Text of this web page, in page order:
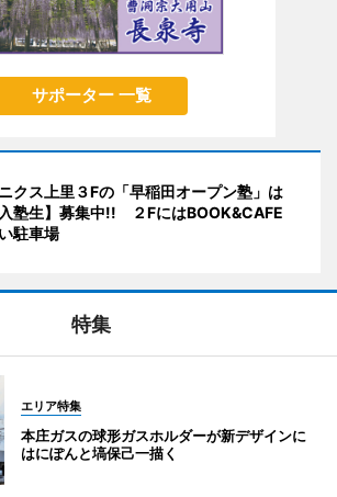
サポーター 一覧
クス上里３Fの「早稲田オープン塾」は
入塾生】募集中!! ２FにはBOOK&CAFE
駐車場
特集
エリア特集
本庄ガスの球形ガスホルダーが新デザインに
はにぽんと塙保己一描く